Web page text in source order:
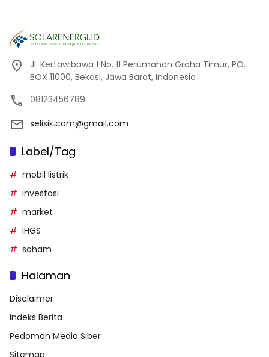
Jl. Kertawibawa 1 No. 11 Perumahan Graha Timur, PO.
BOX 11000, Bekasi, Jawa Barat, Indonesia
08123456789
selisik.com@gmail.com
Label/Tag
mobil listrik
investasi
market
IHGS
saham
Halaman
Disclaimer
Indeks Berita
Pedoman Media Siber
Sitemap